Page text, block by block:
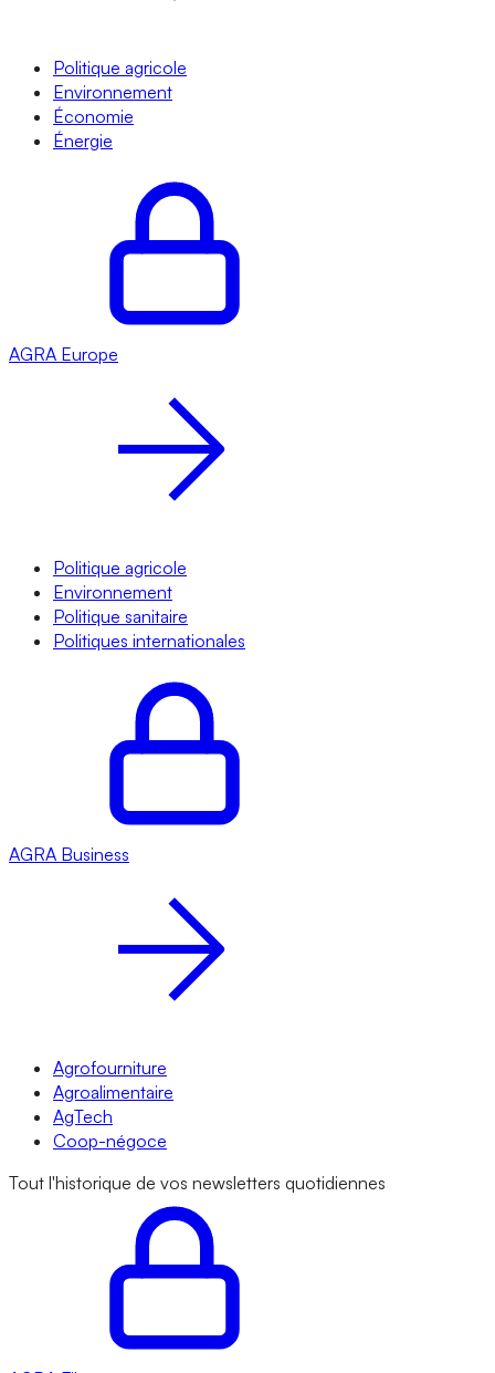
Politique agricole
Environnement
Économie
Énergie
AGRA Europe
Politique agricole
Environnement
Politique sanitaire
Politiques internationales
AGRA Business
Agrofourniture
Agroalimentaire
AgTech
Coop-négoce
Tout l'historique de vos newsletters quotidiennes